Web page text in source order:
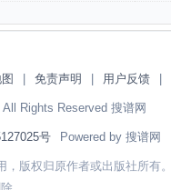
免责声明 用户反馈
Rights Reserved 搜谱网
号 Powered by 搜谱网
版权归原作者或出版社所有